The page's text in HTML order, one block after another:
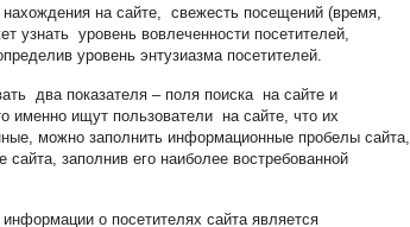
на сайте, свежесть посещений (время,
узнать уровень вовлеченности посетителей,
уровень энтузиазма посетителей.
два показателя – поля поиска на сайте и
именно ищут пользователи на сайте, что их
можно заполнить информационные пробелы сайта,
заполнив его наиболее востребованной
о посетителях сайта является